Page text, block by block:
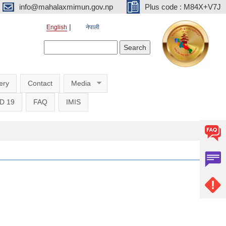
info@mahalaxmimun.gov.np Plus code : M84X+V7J
English नेपाली
Contact Media
19 FAQ IMIS